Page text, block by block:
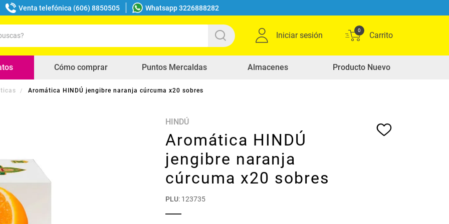
Venta telefónica (606) 8850505 Whatsapp 3226888282
Iniciar sesión
0
Cómo comprar Puntos Mercaldas Almacenes Producto Nuevo
Aromática HINDÚ jengibre naranja cúrcuma x20 sobres
HINDÚ
Aromática HINDÚ
jengibre naranja
cúrcuma x20 sobres
PLU: 123735
buscados